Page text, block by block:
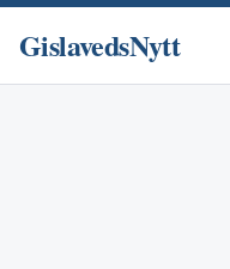
GislavedsNytt